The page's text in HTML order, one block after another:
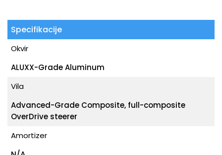
Specifikacije
Okvir
ALUXX-Grade Aluminum
Vila
Advanced-Grade Composite, full-composite
OverDrive steerer
Amortizer